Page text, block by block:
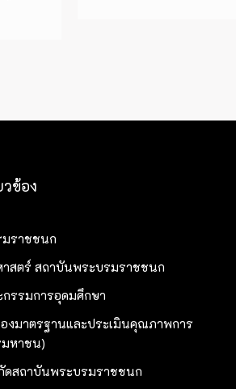
ข้อง
ราชชนก
สตร์ สถาบันพระบรมราชชนก
รรมการอุดมศึกษา
งมาตรฐานและประเมินคุณภาพการ
มหาชน)
ดสถาบันพระบรมราชชนก